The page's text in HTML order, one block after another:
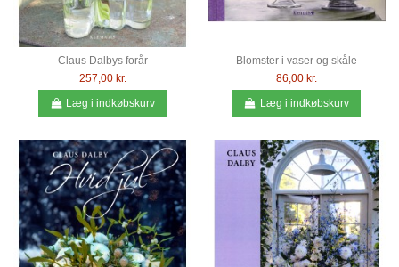
Claus Dalbys forår
257,00 kr.
Læg i indkøbskurv
Blomster i vaser og skåle
86,00 kr.
Læg i indkøbskurv